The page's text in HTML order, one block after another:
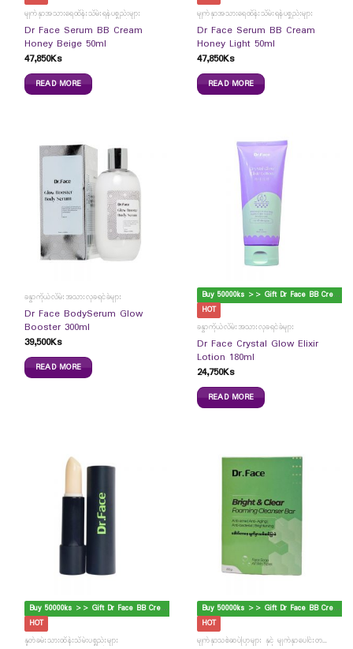
မျက်နှာအသားရေထိန်းသိမ်းရန်ပစ္စည်းများ
Dr Face Serum BB Cream
Honey Beige 50ml
47,850Ks
READ MORE
မျက်နှာအသားရေထိန်းသိမ်းရန်ပစ္စည်းများ
Dr Face Serum BB Cream
Honey Light 50ml
47,850Ks
READ MORE
ခန္ဓာကိုယ်လိမ်းအသားလှခရင်ခ်များ
Dr Face BodySerum Glow
Booster 300ml
39,500Ks
READ MORE
B
uy 50000ks >> Gift Dr Face BB Cream
HOT
ခန္ဓာကိုယ်လိမ်းအသားလှခရင်ခ်များ
Dr Face Crystal Glow Elixir
Lotion 180ml
24,750Ks
READ MORE
B
uy 50000ks >> Gift Dr Face BB Cream
HOT
နှုတ်ခမ်းသားထိန်းသိမ်းပစ္စည်းများ
B
uy 50000ks >> Gift Dr Face BB Cream
HOT
မျက်နှာသစ်ဆပ်ပြာများ နှင့် မျက်နှာပေါင်းတင်ကပ်ခွာများ